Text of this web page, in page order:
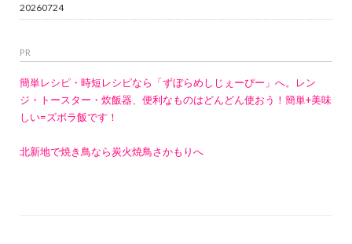
20260724
PR
簡単レシピ・時短レシピなら「ずぼらめしじぇーぴー」へ。レン
ジ・トースター・炊飯器、便利なものはどんどん使おう！簡単+美味
しい=ズボラ飯です！
北新地で焼き鳥なら炭火焼鳥さかもりへ